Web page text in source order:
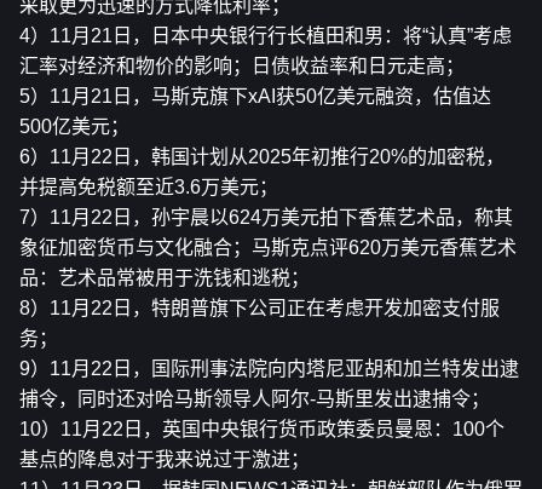
采取更为迅速的方式降低利率；
4）11月21日，日本中央银行行长植田和男：将“认真”考虑
汇率对经济和物价的影响；日债收益率和日元走高；
5）11月21日，马斯克旗下xAI获50亿美元融资，估值达
500亿美元；
6）11月22日，韩国计划从2025年初推行20%的加密税，
并提高免税额至近3.6万美元；
7）11月22日，孙宇晨以624万美元拍下香蕉艺术品，称其
象征加密货币与文化融合；马斯克点评620万美元香蕉艺术
品：艺术品常被用于洗钱和逃税；
8）11月22日，特朗普旗下公司正在考虑开发加密支付服
务；
9）11月22日，国际刑事法院向内塔尼亚胡和加兰特发出逮
捕令，同时还对哈马斯领导人阿尔-马斯里发出逮捕令；
10）11月22日，英国中央银行货币政策委员曼恩：100个
基点的降息对于我来说过于激进；